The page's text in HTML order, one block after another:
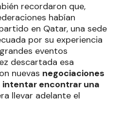
recordaron que,
habían
en Qatar, una sede
por su experiencia
eventos
descartada esa
nuevas negociaciones
encontrar una
llevar adelante el